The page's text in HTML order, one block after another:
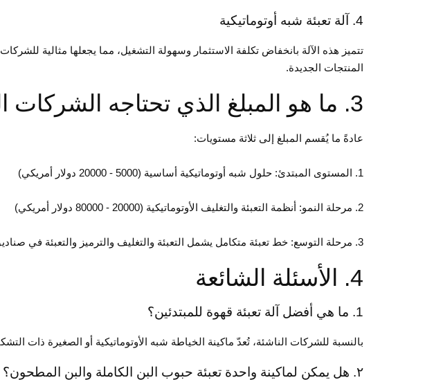
4. آلة تعبئة شبه أوتوماتيكية
تتميز هذه الآلة بانخفاض تكلفة الاستثمار وسهولة التشغيل، مما يجعلها مثالية
المنتجات الجديدة.
3. ما هو المبلغ الذي تحتاجه الشركات الصغيرة للإنفاق؟
عادةً ما يُقسم المبلغ إلى ثلاثة مستويات:
1. المستوى المبتدئ: حلول شبه أوتوماتيكية أساسية (5000 - 20000 دولار أمريكي)
2. مرحلة النمو: أنظمة التعبئة والتغليف الأوتوماتيكية (20000 - 80000 دولار أمريكي)
3. مرحلة التوسع: خط تعبئة متكامل يشمل التعبئة والتغليف والترميز والتعبئة في صناديق (80000 دولار أمريكي فأكثر)
4. الأسئلة الشائعة
1. ما هي أفضل آلة تعبئة قهوة للمبتدئين؟
بالنسبة للشركات الناشئة، تُعدّ ماكينة الخياطة شبه الأوتوماتيكية أو الصغيرة ذات
٢. هل يمكن لماكينة واحدة تعبئة حبوب البن الكاملة والبن المطحون؟